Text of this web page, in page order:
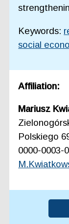
Keywords:
social
Affiliation:
Mariusz
Polskiego
0000-0003-